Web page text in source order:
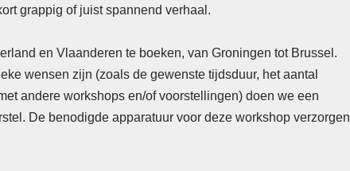
grappig of juist spannend verhaal.
en Vlaanderen te boeken, van Groningen tot Brussel.
wensen zijn (zoals de gewenste tijdsduur, het aantal
andere workshops en/of voorstellingen) doen we een
De benodigde apparatuur voor deze workshop verzorgen